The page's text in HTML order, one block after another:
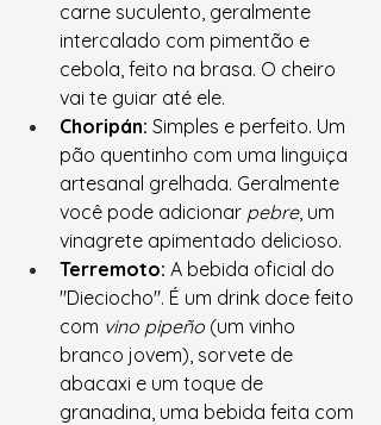
carne suculento, geralmente
intercalado com pimentão e
cebola, feito na brasa. O cheiro
vai te guiar até ele.
Choripán: Simples e perfeito. Um
pão quentinho com uma linguiça
artesanal grelhada. Geralmente
você pode adicionar pebre, um
vinagrete apimentado delicioso.
Terremoto: A bebida oficial do
"Dieciocho". É um drink doce feito
com vino pipeño (um vinho
branco jovem), sorvete de
abacaxi e um toque de
granadina, uma bebida feita com